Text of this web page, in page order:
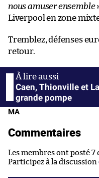
nous amuser ensemble
Liverpool en zone
Tremblez, défenses
retour.
Caen, Thionville et
grande pompe
MA
Commentaires
Les membres ont posté
Participez à la discussion